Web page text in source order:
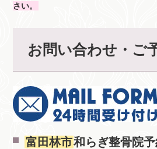
さい。
お問い合わせ・ご
富田林市和らぎ整骨院